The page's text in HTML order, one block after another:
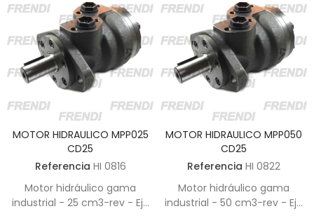
MOTOR HIDRAULICO MPP025
CD25
Referencia HI 0816
Motor hidráulico gama
industrial - 25 cm3-rev - Eje
MOTOR HIDRAULICO MPP050
CD25
Referencia HI 0822
Motor hidráulico gama
industrial - 50 cm3-rev - Eje